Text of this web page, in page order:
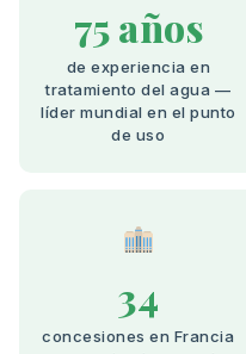
75 años
de experiencia en
tratamiento del agua —
líder mundial en el punto
de uso
34
concesiones en Francia